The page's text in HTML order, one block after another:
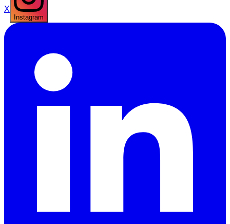
X
Instagram